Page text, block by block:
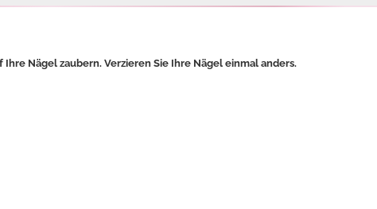
Nägel zaubern. Verzieren Sie Ihre Nägel einmal anders.